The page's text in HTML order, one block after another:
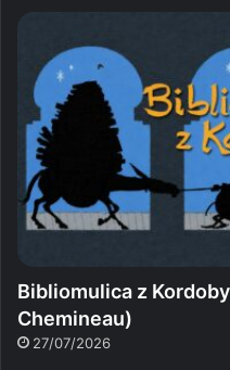
Bibliomulica z
Chemineau)
27/07/2026